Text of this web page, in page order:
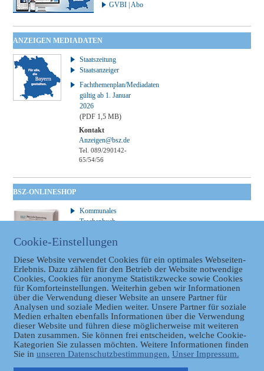
GVBI | Abo
ANZEIGEN MEDIADATEN
Staatszeitung
Staatsanzeiger
Fachthemenplan/Mediadaten
gültig ab 1. Januar
2026
(PDF 1,5 MB)
Kontakt
Anzeigen@bsz.de
Tel. 089/290142-
65/54/56
BSZ-ONLINESHOP
Kommunales
Taschenbuch
Datenschutz
Cookie-Einstellungen
Diese Website verwendet Cookies für ein optimales Webseiten-
Erlebnis. Dazu zählen für den Betrieb der Website notwendige
Cookies, Cookies für anonyme Statistikzwecke sowie Cookies
für Komforteinstellungen. Weiterhin geben wir Informationen
über die Verwendung dieser Website an unsere Partner für
Analysen und soziale Medien weiter. Unsere Partner für soziale
Medien erhalten ebenfalls Informationen über die Verwendung
dieser Website und führen diese möglicherweise mit weiteren
Daten zusammen. Sie können frei entscheiden, welche Cookie-
Kategorien Sie zulassen möchten. Weitere Informationen finden
Sie in unseren Datenschutzbestimmungen. Unser Impressum.